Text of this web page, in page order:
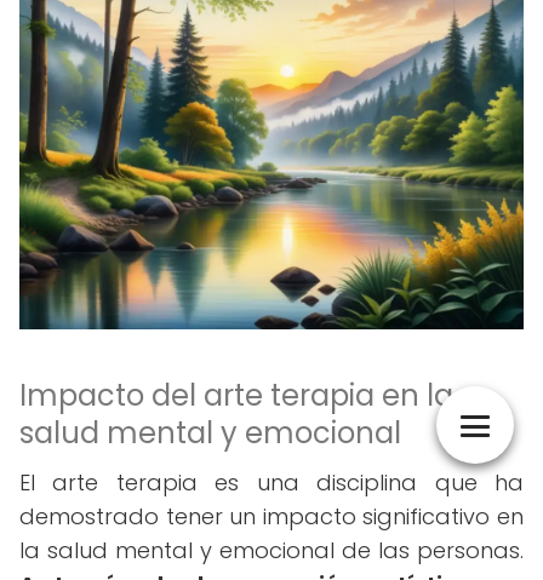
Impacto del arte terapia en la
salud mental y emocional
El arte terapia es una disciplina que ha
demostrado tener un impacto significativo en
la salud mental y emocional de las personas.